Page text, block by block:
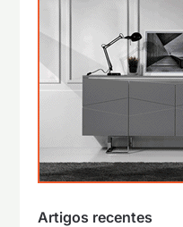
Artigos recentes